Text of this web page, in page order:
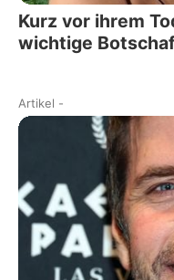
Kurz vor ihrem
wichtige
Artikel -